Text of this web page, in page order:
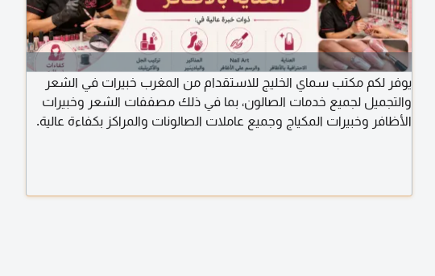
يوفر لكم مكتب سماي الخليج للاستقدام من المغرب خبيرات في الشعر
والتجميل لجميع خدمات الصالون، بما في ذلك مصففات الشعر وخبيرات
الأظافر وخبيرات المكياج وجميع عاملات الصالونات والمراكز بكفاءة عالية.